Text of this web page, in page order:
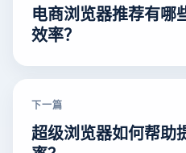
电商浏览器推荐有哪
效率？
下一篇
超级浏览器如何帮助